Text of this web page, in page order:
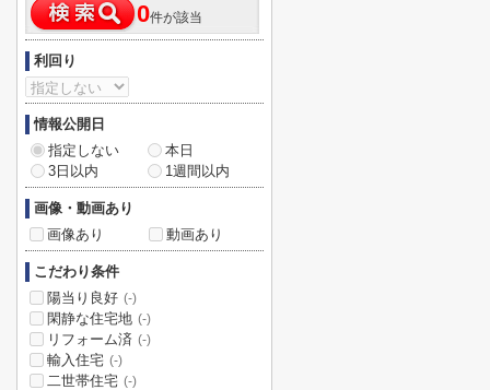
0件が該当
利回り
情報公開日
指定しない
本日
3日以内
1週間以内
画像・動画あり
画像あり
動画あり
こだわり条件
陽当り良好 (-)
閑静な住宅地 (-)
リフォーム済 (-)
輸入住宅 (-)
二世帯住宅 (-)